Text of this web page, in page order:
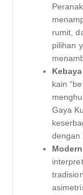
rumit,
pilihan
kain
Gaya
dengan